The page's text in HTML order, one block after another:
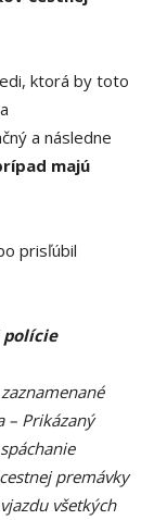
ktorá by toto
a následne
majú
prisľúbil
polície
– Prikázaný
premávky
všetkých